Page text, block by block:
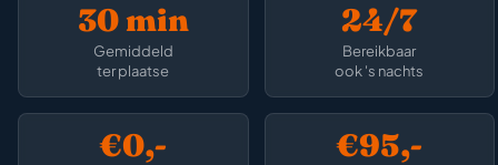
30 min
Gemiddeld
ter plaatse
24/7
Bereikbaar
ook 's nachts
€0,- €95,-